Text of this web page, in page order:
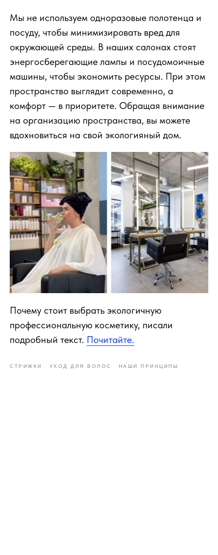
Мы не используем одноразовые полотенца и
посуду, чтобы минимизировать вред для
окружающей среды. В наших салонах стоят
энергосберегающие лампы и посудомоичные
машины, чтобы экономить ресурсы. При этом
пространство выглядит современно, а
комфорт — в приоритете. Обращая внимание
на организацию пространства, вы можете
вдохновиться на свой экологияный дом.
Почему стоит выбрать экологичную
профессиональную косметику, писали
подробный текст. Почитайте.
СТРИЖКИ УХОД ДЛЯ ВОЛОС НАШИ ПРИНЦИПЫ